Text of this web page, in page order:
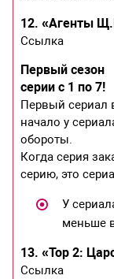
12. «Агенты
Ссылка
Первый сезон
серии с 1 по 7!
Первый сериал
начало у
обороты.
Когда серия
серию, это
У
меньше
13. «Тор 2:
Ссылка